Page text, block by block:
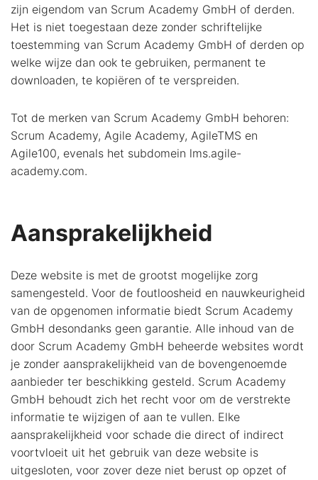
zijn eigendom van Scrum Academy GmbH of derden.
Het is niet toegestaan deze zonder schriftelijke
toestemming van Scrum Academy GmbH of derden op
welke wijze dan ook te gebruiken, permanent te
downloaden, te kopiëren of te verspreiden.
Tot de merken van Scrum Academy GmbH behoren:
Scrum Academy, Agile Academy, AgileTMS en
Agile100, evenals het subdomein lms.agile-
academy.com.
Aansprakelijkheid
Deze website is met de grootst mogelijke zorg
samengesteld. Voor de foutloosheid en nauwkeurigheid
van de opgenomen informatie biedt Scrum Academy
GmbH desondanks geen garantie. Alle inhoud van de
door Scrum Academy GmbH beheerde websites wordt
je zonder aansprakelijkheid van de bovengenoemde
aanbieder ter beschikking gesteld. Scrum Academy
GmbH behoudt zich het recht voor om de verstrekte
informatie te wijzigen of aan te vullen. Elke
aansprakelijkheid voor schade die direct of indirect
voortvloeit uit het gebruik van deze website is
uitgesloten, voor zover deze niet berust op opzet of